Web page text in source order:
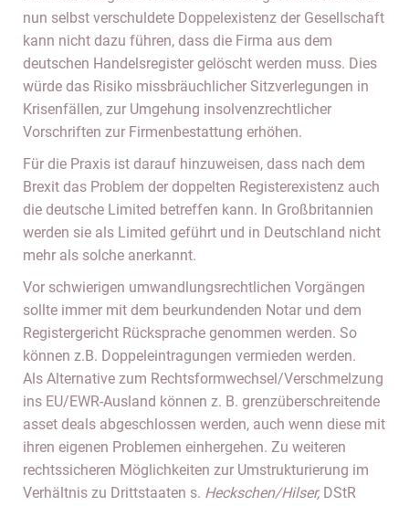
nun selbst verschuldete Doppelexistenz der Gesellschaft
kann nicht dazu führen, dass die Firma aus dem
deutschen Handelsregister gelöscht werden muss. Dies
würde das Risiko missbräuchlicher Sitzverlegungen in
Krisenfällen, zur Umgehung insolvenzrechtlicher
Vorschriften zur Firmenbestattung erhöhen.
Für die Praxis ist darauf hinzuweisen, dass nach dem
Brexit das Problem der doppelten Registerexistenz auch
die deutsche Limited betreffen kann. In Großbritannien
werden sie als Limited geführt und in Deutschland nicht
mehr als solche anerkannt.
Vor schwierigen umwandlungsrechtlichen Vorgängen
sollte immer mit dem beurkundenden Notar und dem
Registergericht Rücksprache genommen werden. So
können z.B. Doppeleintragungen vermieden werden.
Als Alternative zum Rechtsformwechsel/Verschmelzung
ins EU/EWR-Ausland können z. B. grenzüberschreitende
asset deals abgeschlossen werden, auch wenn diese mit
ihren eigenen Problemen einhergehen. Zu weiteren
rechtssicheren Möglichkeiten zur Umstrukturierung im
Verhältnis zu Drittstaaten s. Heckschen/Hilser, DStR